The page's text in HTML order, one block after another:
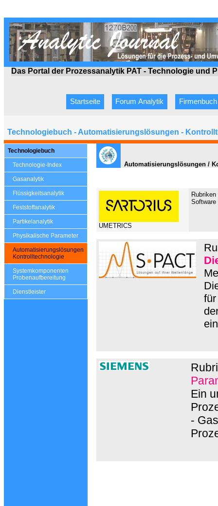
Das Portal der Prozessanalytik PAT - Technologie und
Startseite Forum Analytik Firmenbuch
Technologiebuch - Automatisierungslösungen -
Technologiebuch
Technologie-Index
Gasanalytik
Flüssigkeitsanalytik
Feststoffanalytik
Partikelanalytik
Physikalische Parameter
Automatisierungslösungen
Kontrolltechnologie
Systemkomponenten
Probenaufbereitung
Dienstleister
Automatisierungslösungen /
UMETRICS
Rubriken
Ein
-